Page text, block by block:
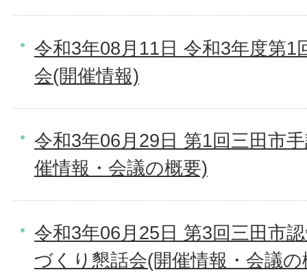
令和3年08月11日 令和3年度第1
会(開催情報)
令和3年06月29日 第1回三田市
催情報・会議の概要)
令和3年06月25日 第3回三田市
づくり懇話会(開催情報・会議の